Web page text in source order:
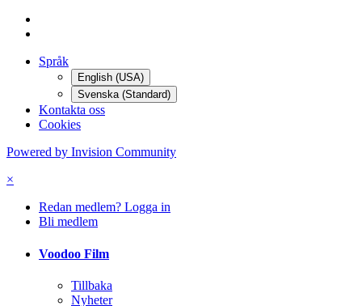
Språk
English (USA)
Svenska (Standard)
Kontakta oss
Cookies
Powered by Invision Community
×
Redan medlem? Logga in
Bli medlem
Voodoo Film
Tillbaka
Nyheter